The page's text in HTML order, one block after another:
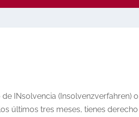
INsolvencia (Insolvenzverfahren) o
últimos tres meses, tienes derecho